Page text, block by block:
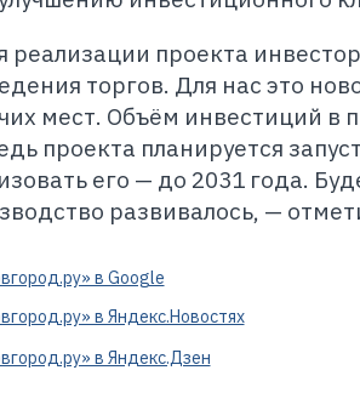
реализации проекта
торгов. Для нас это
мест. Объём инвестиций в
проекта планируется
его — до 2031 года.
развивалось, —
в Google
в Яндекс.Новостях
в Яндекс.Дзен